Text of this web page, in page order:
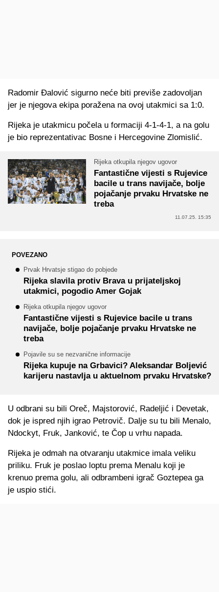
Radomir Đalović sigurno neće biti previše zadovoljan
jer je njegova ekipa poražena na ovoj utakmici sa 1:0.
Rijeka je utakmicu počela u formaciji 4-1-4-1, a na golu
je bio reprezentativac Bosne i Hercegovine Zlomislić.
Rijeka otkupila njegov ugovor
Fantastične vijesti s Rujevice
bacile u trans navijače, bolje
pojačanje prvaku Hrvatske ne
treba
11.07.25. 15:35
POVEZANO
Prvak Hrvatsje stigao do pobjede
Rijeka slavila protiv Brava u prijateljskoj
utakmici, pogodio Amer Gojak
Rijeka otkupila njegov ugovor
Fantastične vijesti s Rujevice bacile u trans
navijače, bolje pojačanje prvaku Hrvatske ne
treba
Pojavile su se nezvanične informacije
Rijeka kupuje na Grbavici? Aleksandar Boljević
karijeru nastavlja u aktuelnom prvaku Hrvatske?
U odbrani su bili Oreč, Majstorović, Radeljić i Devetak,
dok je ispred njih igrao Petrovič. Dalje su tu bili Menalo,
Ndockyt, Fruk, Janković, te Čop u vrhu napada.
Rijeka je odmah na otvaranju utakmice imala veliku
priliku. Fruk je poslao loptu prema Menalu koji je
krenuo prema golu, ali odbrambeni igrač Goztepea ga
je uspio stići.